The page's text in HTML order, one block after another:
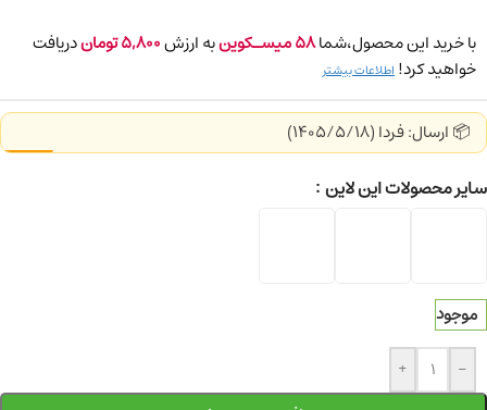
با خرید این محصول،شما58میسـکوینبه ارزش5,800توماندریافت
خواهید کرد! اطلاعات بیشتر
📦 ارسال: فردا (1405/5/18)
سایر محصولات این لاین
موجود
-
+